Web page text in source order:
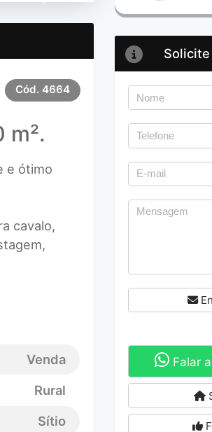
Cód. 4664
m².
e ótimo
cavalo,
Venda
Rural
Sítio
Falar